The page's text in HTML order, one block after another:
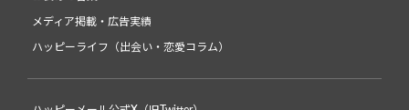
メディア掲載・広告実績
ハッピーライフ（出会い・恋愛コラム）